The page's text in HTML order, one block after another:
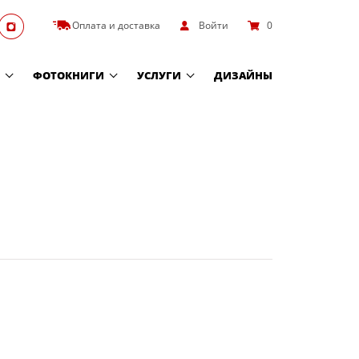
Оплата и доставка Войти 0
ФОТОКНИГИ УСЛУГИ ДИЗАЙНЫ